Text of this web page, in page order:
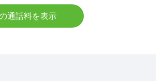
通話料を表示